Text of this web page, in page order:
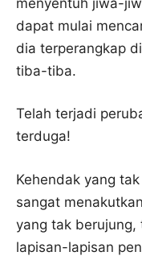
dapat mulai
dia terperangkap
tiba-tiba.
Telah terjadi
terduga!
Kehendak yang
sangat
yang tak berujung,
lapisan-lapisan